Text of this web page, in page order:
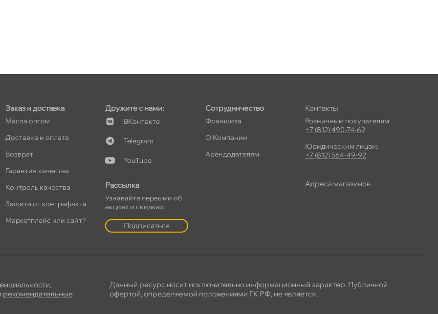
Заказ и доставка
Масла оптом
Доставка и оплата
озврат
Гарантия качества
Контроль качества
Защита от контрафакта
Маркетплейс или сайт?
Дружите с нами:
Контакте
Telegram
YouTube
Рассылка
Узнавайте первыми о
акциях и скидках:
Подписаться
Сотрудничество
Франшиза
О Компании
Арендодателям
Контакты
Розничным покупателям:
+7 (812) 490-74-62
Юридическим лицам:
+7 (812) 564-49-92
Адреса магазино
,
рекомендательные
Данный ресурс носит исключительно информационный характер. Публичной
офертой, определяемой положениями ГК РФ, не является.